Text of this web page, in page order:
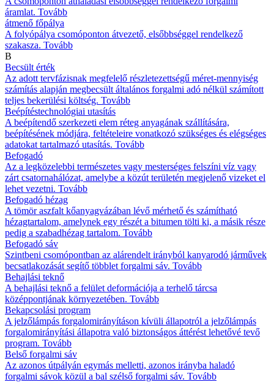
áramlat. Tovább
átmenő főpálya
A folyópálya csomóponton átvezető, elsőbbséggel rendelkező
szakasza. Tovább
B
Becsült érték
Az adott tervfázisnak megfelelő részletezettségű méret-mennyiség
számítás alapján megbecsült általános forgalmi adó nélkül számított
teljes bekerülési költség. Tovább
Beépítéstechnológiai utasítás
A beépítendő szerkezeti elem réteg anyagának szállítására,
beépítésének módjára, feltételeire vonatkozó szükséges és elégséges
adatokat tartalmazó utasítás. Tovább
Befogadó
Az a legközelebbi természetes vagy mesterséges felszíni víz vagy
zárt csatornahálózat, amelybe a közút területén megjelenő vizeket el
lehet vezetni. Tovább
Befogadó hézag
A tömör aszfalt kőanyagvázában lévő mérhető és számítható
hézagtartalom, amelynek egy részét a bitumen tölti ki, a másik része
pedig a szabadhézag tartalom. Tovább
Befogadó sáv
Szintbeni csomópontban az alárendelt irányból kanyarodó járművek
becsatlakozását segítő többlet forgalmi sáv. Tovább
Behajlási teknő
A behajlási teknő a felület deformációja a terhelő tárcsa
középpontjának környezetében. Tovább
Bekapcsolási program
A jelzőlámpás forgalomirányításon kívüli állapotról a jelzőlámpás
forgalomirányítási állapotra való biztonságos áttérést lehetővé tevő
program. Tovább
Belső forgalmi sáv
Az azonos útpályán egymás melletti, azonos irányba haladó
forgalmi sávok közül a bal szélső forgalmi sáv. Tovább